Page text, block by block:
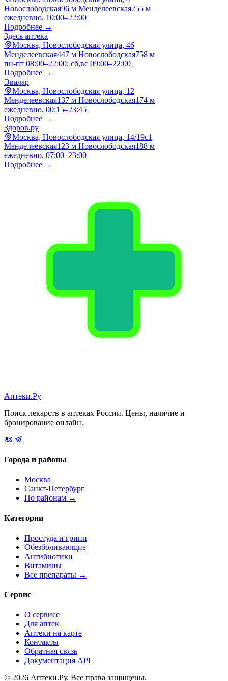
Новослободская96 м Менделеевская255 м
ежедневно, 10:00–22:00
Подробнее →
Здесь аптека
Москва, Новослободская улица, 46
Менделеевская447 м Новослободская758 м
пн-пт 08:00–22:00; сб,вс 09:00–22:00
Подробнее →
Эвалар
Москва, Новослободская улица, 12
Менделеевская137 м Новослободская174 м
ежедневно, 00:15–23:45
Подробнее →
Здоров.ру
Москва, Новослободская улица, 14/19с1
Менделеевская123 м Новослободская188 м
ежедневно, 07:00–23:00
Подробнее →
Аптеки.Ру
Поиск лекарств в аптеках России. Цены, наличие и
бронирование онлайн.
Города и районы
Москва
Санкт-Петербург
По районам →
Категории
Простуда и грипп
Обезболивающие
Антибиотики
Витамины
Все препараты →
Сервис
О сервисе
Для аптек
Аптеки на карте
Контакты
Обратная связь
Документация API
© 2026 Аптеки.Ру. Все права защищены.